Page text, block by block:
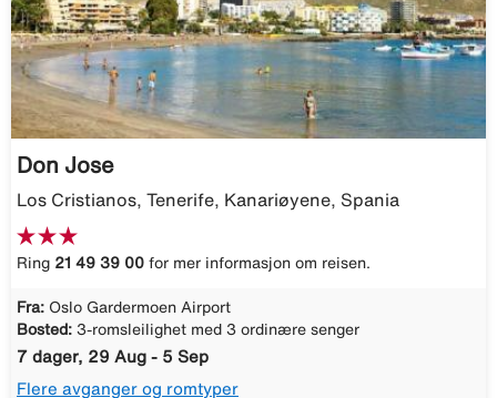
Don Jose
Los Cristianos, Tenerife, Kanariøyene, Spania
Ring 21 49 39 00 for mer informasjon om reisen.
Fra: Oslo Gardermoen Airport
Bosted: 3-romsleilighet med 3 ordinære senger
7 dager, 29 Aug - 5 Sep
Flere avganger og romtyper